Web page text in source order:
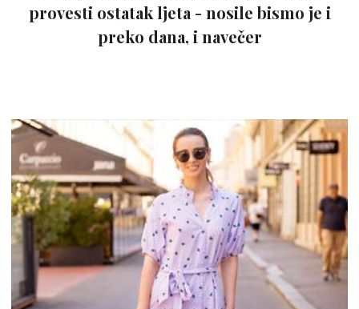
provesti ostatak ljeta - nosile bismo je i
preko dana, i navečer